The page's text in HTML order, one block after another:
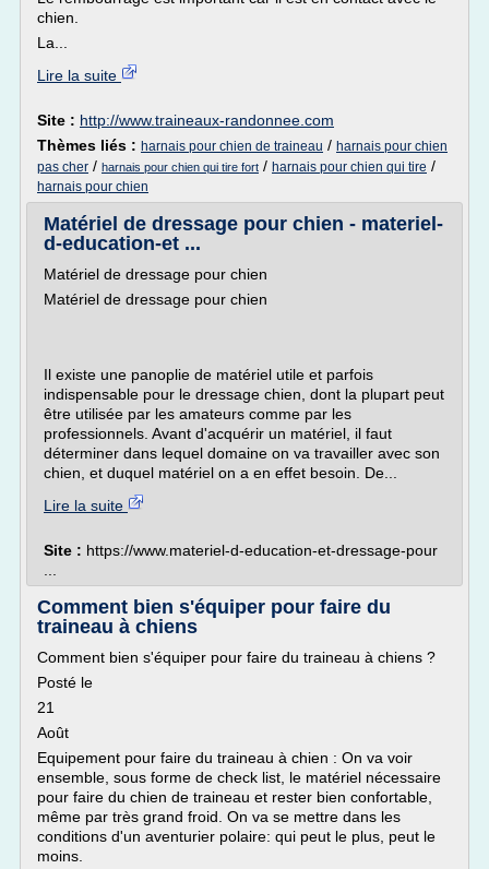
chien.
La...
Lire la suite
Site : http://www.traineaux-randonnee.com
Thèmes liés : harnais pour chien de traineau / harnais pour chien
pas cher / harnais pour chien qui tire fort / harnais pour chien qui tire /
harnais pour chien
Matériel de dressage pour chien - materiel-
d-education-et ...
Matériel de dressage pour chien
Matériel de dressage pour chien
Il existe une panoplie de matériel utile et parfois
indispensable pour le dressage chien, dont la plupart peut
être utilisée par les amateurs comme par les
professionnels. Avant d'acquérir un matériel, il faut
déterminer dans lequel domaine on va travailler avec son
chien, et duquel matériel on a en effet besoin. De...
Lire la suite
Site : https://www.materiel-d-education-et-dressage-pour
Comment bien s'équiper pour faire du
traineau à chiens
Comment bien s'équiper pour faire du traineau à chiens ?
Posté le
21
Août
Equipement pour faire du traineau à chien : On va voir
ensemble, sous forme de check list, le matériel nécessaire
pour faire du chien de traineau et rester bien confortable,
même par très grand froid. On va se mettre dans les
conditions d'un aventurier polaire: qui peut le plus, peut le
moins.